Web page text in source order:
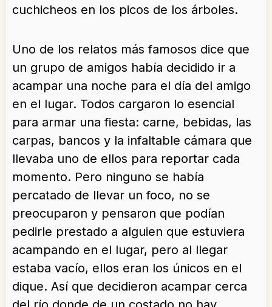
cuchicheos en los picos de los árboles.
Uno de los relatos más famosos dice que
un grupo de amigos había decidido ir a
acampar una noche para el día del amigo
en el lugar. Todos cargaron lo esencial
para armar una fiesta: carne, bebidas, las
carpas, bancos y la infaltable cámara que
llevaba uno de ellos para reportar cada
momento. Pero ninguno se había
percatado de llevar un foco, no se
preocuparon y pensaron que podían
pedirle prestado a alguien que estuviera
acampando en el lugar, pero al llegar
estaba vacío, ellos eran los únicos en el
dique. Así que decidieron acampar cerca